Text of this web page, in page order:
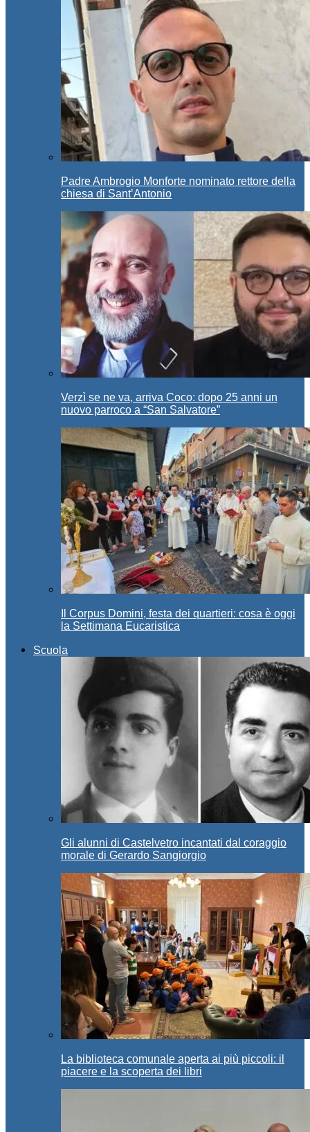
Padre Ambrogio Monforte nominato rettore della
chiesa di Sant’Antonio
Verzì se ne va, arriva Coco: dopo 25 anni un
nuovo parroco a “San Salvatore”
Il Corpus Domini, festa dei quartieri: cosa è oggi
la Settimana Eucaristica
Scuola
Gli alunni di Castelvetro incantati dal coraggio
morale di Gerardo Sangiorgio
La biblioteca comunale aperta ai più piccoli: il
piacere e la scoperta dei libri